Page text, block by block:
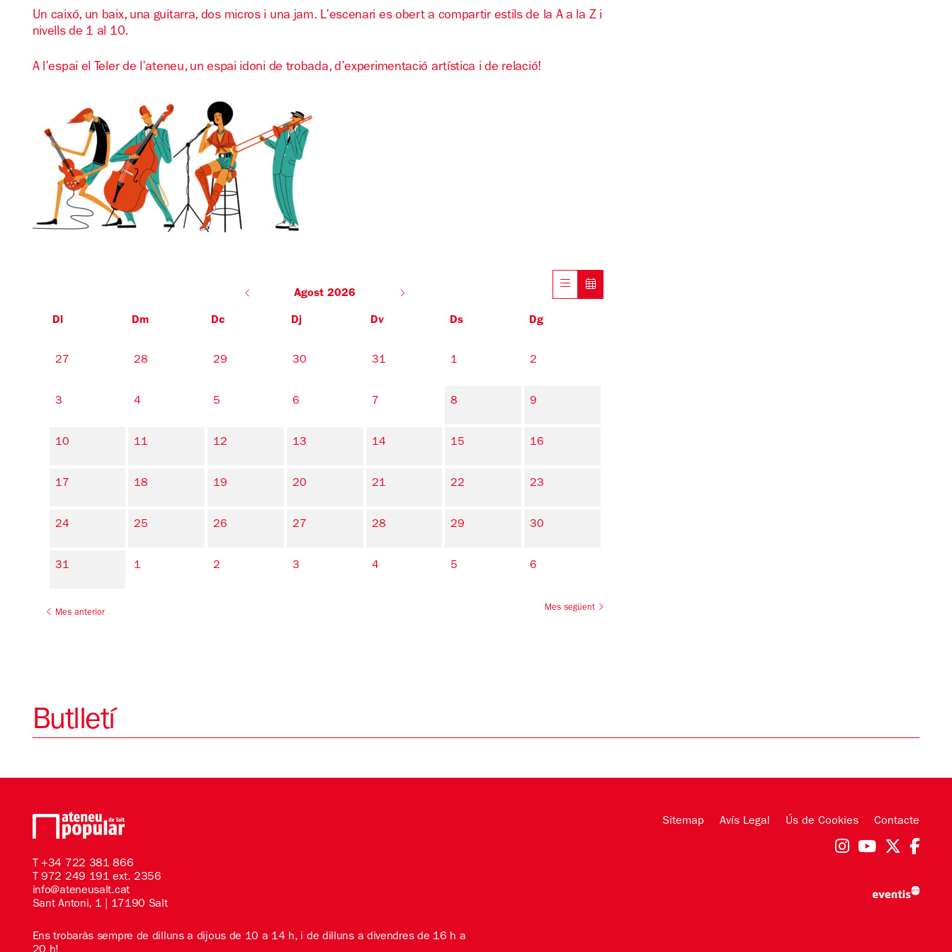
Un caixó, un baix, una guitarra, dos micros i una jam. L’escenari es obert a compartir estils de la A a la Z i
nivells de 1 al 10.
A l’espai el Teler de l’ateneu, un espai idoni de trobada, d’experimentació artística i de relació!
Agost 2026
Dl Dm Dc Dj Dv Ds Dg
No hi ha cap activitat aquest mes
27 28 29 30 31 1 2
3 4 5 6 7 8 9
10 11 12 13 14 15 16
17 18 19 20 21 22 23
24 25 26 27 28 29 30
31 1 2 3 4 5 6
Mes anterior
Mes següent
Butlletí
T+34 722 381 866
T 972 249 191 ext. 2356
info@ateneusalt.cat
Sant Antoni, 1 | 17190 Salt
Ens trobaràs sempre de dilluns a dijous de 10 a 14 h, i de dilluns a divendres de 16 h a
Sitemap Avís Legal Ús de Cookies Contacte
Link aLink aLink a
Link